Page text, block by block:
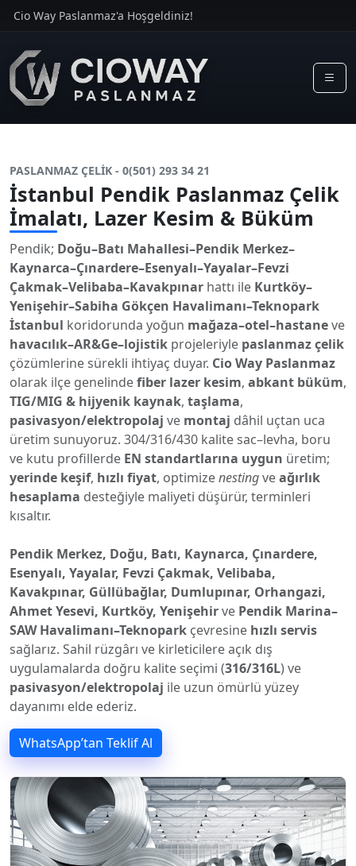
Cio Way Paslanmaz'a Hoşgeldiniz!
PASLANMAZ ÇELİK - 0(501) 293 34 21
İstanbul Pendik Paslanmaz Çelik
İmalatı, Lazer Kesim & Büküm
Pendik; Doğu–Batı Mahallesi–Pendik Merkez–
Kaynarca–Çınardere–Esenyalı–Yayalar–Fevzi
Çakmak–Velibaba–Kavakpınar hattı ile Kurtköy–
Yenişehir–Sabiha Gökçen Havalimanı–Teknopark
İstanbul koridorunda yoğun mağaza–otel–hastaneve
havacılık–AR&Ge–lojistik projeleriyle paslanmaz çelik
çözümlerine sürekli ihtiyaç duyar. Cio Way Paslanmaz
olarak ilçe genelindefiber lazer kesim, abkant büküm,
TIG/MIG & hijyenik kaynak, taşlama,
pasivasyon/elektropolaj ve montaj dâhil uçtan uca
üretim sunuyoruz. 304/316/430 kalite sac–levha, boru
ve kutu profillerde EN standartlarına uygun üretim;
yerinde keşif, hızlı fiyat, optimizenestingveağırlık
hesaplama desteğiyle maliyeti düşürür, terminleri
kısaltır.
Pendik Merkez, Doğu, Batı, Kaynarca, Çınardere,
Esenyalı, Yayalar, Fevzi Çakmak, Velibaba,
Kavakpınar, Güllübağlar, Dumlupınar, Orhangazi,
Ahmet Yesevi, Kurtköy, Yenişehirve Pendik Marina–
SAW Havalimanı–Teknopark çevresine hızlı servis
sağlarız. Sahil rüzgârı ve kirleticilere açık dış
uygulamalarda doğru kalite seçimi (316/316L) ve
pasivasyon/elektropolaj ile uzun ömürlü yüzey
dayanımı elde ederiz.
WhatsApp’tan Teklif Al